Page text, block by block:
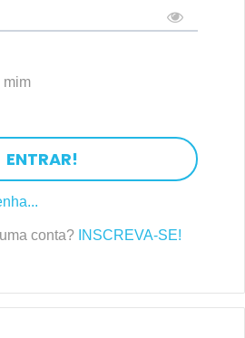
mim
ENTRAR!
conta? INSCREVA-SE!